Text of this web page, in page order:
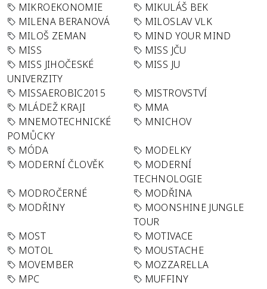
MIKROEKONOMIE
MIKULÁŠ BEK
MILENA BERANOVÁ
MILOSLAV VLK
MILOŠ ZEMAN
MIND YOUR MIND
MISS
MISS JČU
MISS JIHOČESKÉ
UNIVERZITY
MISS JU
MISSAEROBIC2015
MISTROVSTVÍ
MLÁDEŽ KRAJI
MMA
MNEMOTECHNICKÉ
POMŮCKY
MNICHOV
MÓDA
MODELKY
MODERNÍ ČLOVĚK
MODERNÍ
TECHNOLOGIE
MODROČERNÉ
MODŘINA
MODŘINY
MOONSHINE JUNGLE
TOUR
MOST
MOTIVACE
MOTOL
MOUSTACHE
MOVEMBER
MOZZARELLA
MPC
MUFFINY